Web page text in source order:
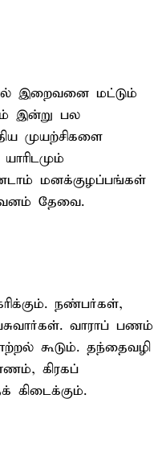
இறைவனை மட்டும்
இன்று பல
முயற்சிகளை
மனக்குழப்பங்கள்
தேவை.
நண்பர்கள்,
வாராப் பணம்
கூடும். தந்தைவழி
கிரகப்
கிடைக்கும்.